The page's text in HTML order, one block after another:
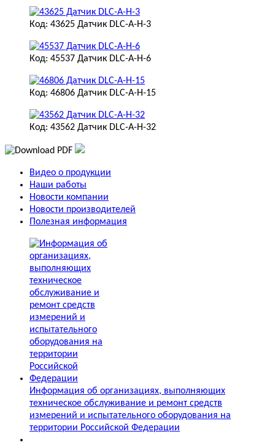
Код: 43625 Датчик DLC-A-H-3
Код: 45537 Датчик DLC-A-H-6
Код: 46806 Датчик DLC-A-H-15
Код: 43562 Датчик DLC-A-H-32
Видео о продукции
Наши работы
Новости компании
Новости производителей
Полезная информация
Информация об организациях, выполняющих
техническое обслуживание и ремонт средств
измерений и испытательного оборудования на
территории Российской Федерации